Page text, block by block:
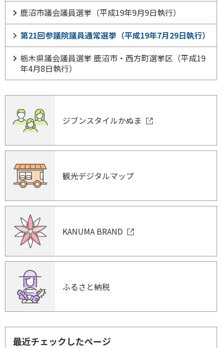
鹿沼市議会議員選挙（平成19年9月9日執行）
第21回参議院議員通常選挙（平成19年7月29日執行）
栃木県議会議員選挙 鹿沼市・西方町選挙区（平成19
年4月8日執行）
ジブンスタイルかぬま
観光デジタルマップ
KANUMA BRAND
ふるさと納税
最近チェックしたページ